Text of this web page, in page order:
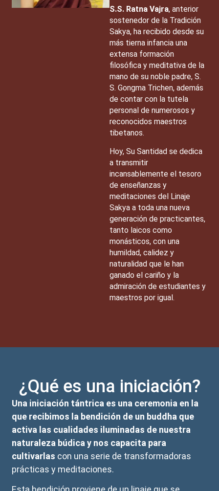
S.S. Ratna Vajra, anterior
sostenedor de la Tradición
Sakya, ha recibido desde su
más tierna infancia una
extensa formación
filosófica y meditativa de la
mano de su noble padre, S.
S. Gongma Trichen, además
de contar con la tutela
personal de numerosos y
reconocidos maestros
tibetanos.
Hoy, Su Santidad se dedica
a transmitir
incansablemente el tesoro
de enseñanzas y
meditaciones del Linaje
Sakya a toda una nueva
generación de practicantes,
tanto laicos como
monásticos, con una
humildad, calidez y
naturalidad que le han
ganado el cariño y la
admiración de estudiantes y
maestros por igual.
¿Qué es una iniciación?
Una iniciación tántrica es una ceremonia en la
que recibimos la bendición de un buddha que
activa las cualidades iluminadas de nuestra
naturaleza búdica y nos capacita para
cultivarlas con una serie de transformadoras
prácticas y meditaciones.